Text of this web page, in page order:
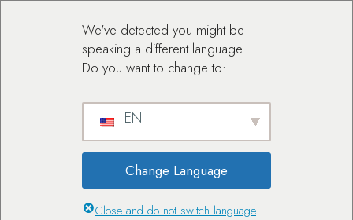
We've detected you might be
speaking a different language.
Do you want to change to:
EN
Change Language
Close and do not switch language